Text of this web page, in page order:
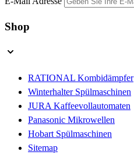
Shop
RATIONAL Kombidämpfer
Winterhalter Spülmaschinen
JURA Kaffeevollautomaten
Panasonic Mikrowellen
Hobart Spülmaschinen
Sitemap